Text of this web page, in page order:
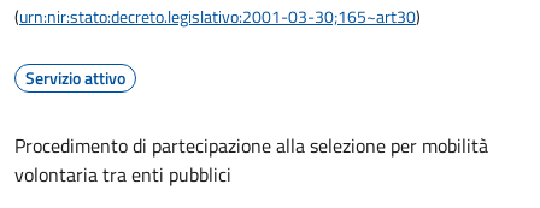
(urn:nir:stato:decreto.legislativo:2001-03-30;165~art30)
Servizio attivo
Procedimento di partecipazione alla selezione per mobilità
volontaria tra enti pubblici